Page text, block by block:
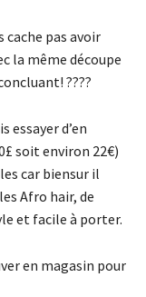
cache pas avoir
la même découpe
????
essayer d’en
soit environ 22€)
car biensur il
Afro hair, de
et facile à porter.
en magasin pour